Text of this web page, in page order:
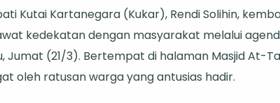
Bupati
Kukar
Buka
Puasa
Kutai Kartanegara (Kukar), Rendi Solihin,
kedekatan dengan masyarakat melalui
Jumat (21/3). Bertempat di halaman Masjid At-
oleh ratusan warga yang antusias hadir.